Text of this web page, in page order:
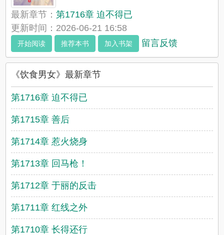
最新章节：第1716章 迫不得已
更新时间：2026-06-21 16:58
开始阅读 推荐本书 加入书架 留言反馈
《饮食男女》最新章节
第1716章 迫不得已
第1715章 善后
第1714章 惹火烧身
第1713章 回马枪！
第1712章 于丽的反击
第1711章 红线之外
第1710章 长得还行